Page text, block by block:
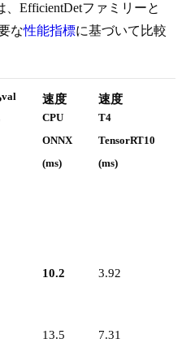
、EfficientDetファミリーと
な性能指標に基づいて比較
val
速度
CPU
ONNX
(ms)
速度
T4
TensorRT10
(ms)
10.2 3.92
13.5 7.31